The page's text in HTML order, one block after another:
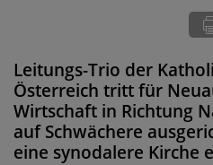
Leitungs-Trio der
Österreich tritt für
Wirtschaft in Richtung
auf Schwächere
eine synodalere Kirche